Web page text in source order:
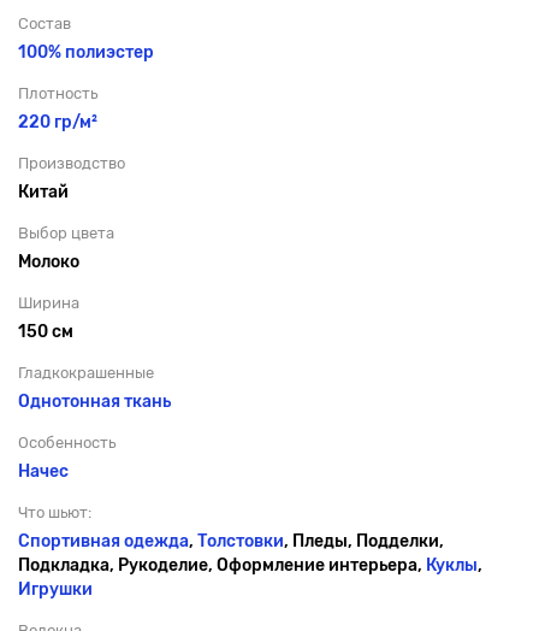
Состав
100% полиэстер
Плотность
220 гр/м²
Производство
Китай
Выбор цвета
Молоко
Ширина
150 см
Гладкокрашенные
Однотонная ткань
Особенность
Начес
Что шьют:
Спортивная одежда, Толстовки, Пледы, Подделки,
Подкладка, Рукоделие, Оформление интерьера, Куклы,
Игрушки